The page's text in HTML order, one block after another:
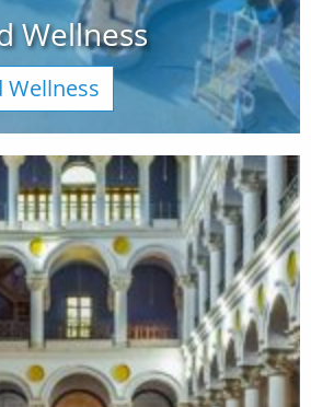
Wellness
Wellness